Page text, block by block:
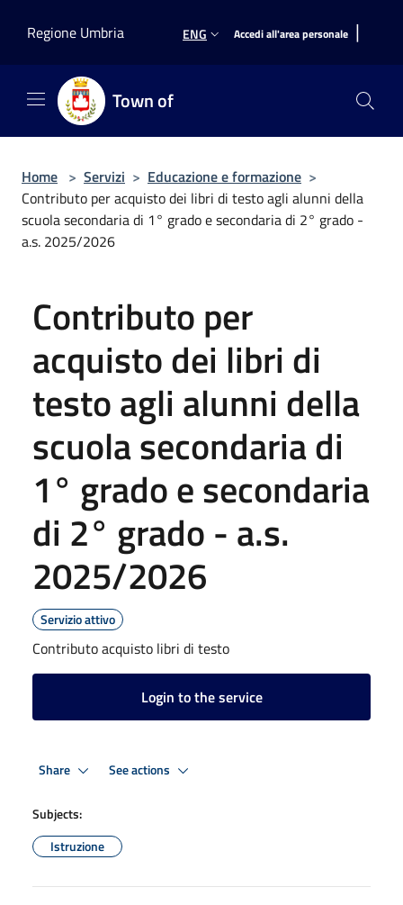
Regione Umbria
ENG Accedi all'area personale |
Town of
Home > Servizi > Educazione e formazione >
Contributo per acquisto dei libri di testo agli alunni della
scuola secondaria di 1° grado e secondaria di 2° grado -
a.s. 2025/2026
Contributo per
acquisto dei libri di
testo agli alunni della
scuola secondaria di
1° grado e secondaria
di 2° grado - a.s.
2025/2026
Servizio attivo
Contributo acquisto libri di testo
Login to the service
Share See actions
Subjects:
Istruzione